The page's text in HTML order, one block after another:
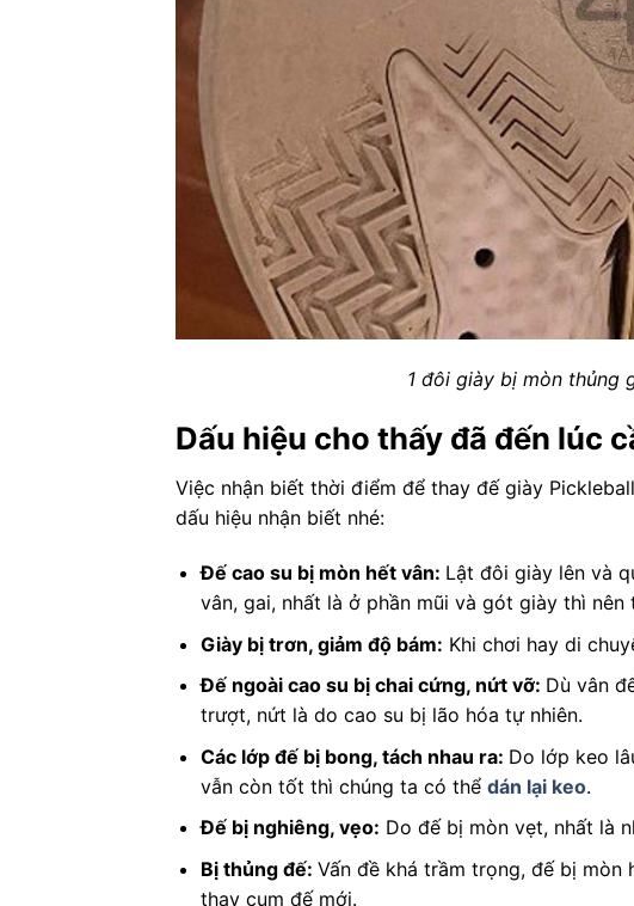
1 đôi giày bị mòn thủng
Dấu hiệu cho thấy đã đến lúc
Việc nhận biết thời điểm để thay đế giày
dấu hiệu nhận biết nhé:
Đế cao su bị mòn hết vân: Lật đôi giày lên và
vân, gai, nhất là ở phần mũi và gót giày thì nên
Giày bị trơn, giảm độ bám: Khi chơi hay di
Đế ngoài cao su bị chai cứng, nứt vỡ: Dù vân
trượt, nứt là do cao su bị lão hóa tự nhiên.
Các lớp đế bị bong, tách nhau ra: Do lớp keo
vẫn còn tốt thì chúng ta có thể dán lại keo.
Đế bị nghiêng, vẹo: Do đế bị mòn vẹt, nhất là
Bị thủng đế: Vấn đề khá trầm trọng, đế bị
thay cụm đế mới.